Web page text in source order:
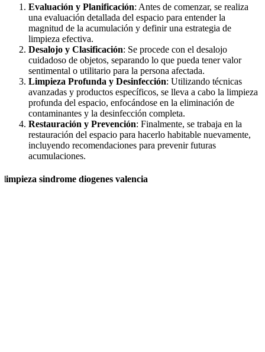
Evaluación y Planificación: Antes de comenzar, se realiza
una evaluación detallada del espacio para entender la
magnitud de la acumulación y definir una estrategia de
limpieza efectiva.
Desalojo y Clasificación: Se procede con el desalojo
cuidadoso de objetos, separando lo que pueda tener valor
sentimental o utilitario para la persona afectada.
Limpieza Profunda y Desinfección: Utilizando técnicas
avanzadas y productos específicos, se lleva a cabo la limpieza
profunda del espacio, enfocándose en la eliminación de
contaminantes y la desinfección completa.
Restauración y Prevención: Finalmente, se trabaja en la
restauración del espacio para hacerlo habitable nuevamente,
incluyendo recomendaciones para prevenir futuras
acumulaciones.